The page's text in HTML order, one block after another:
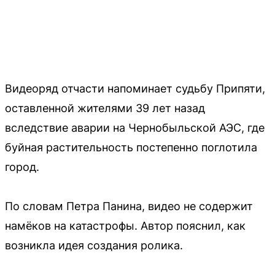
Видеоряд отчасти напоминает судьбу Припяти,
оставленной жителями 39 лет назад
вследствие аварии на Чернобыльской АЭС, где
буйная растительность постепенно поглотила
город.
По словам Петра Панина, видео не содержит
намёков на катастрофы. Автор пояснил, как
возникла идея создания ролика.